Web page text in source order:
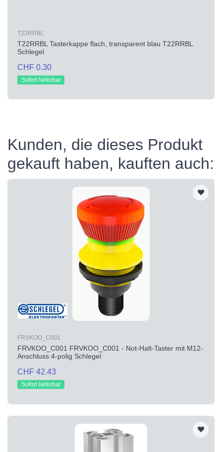
T22RRBL
T22RRBL Tasterkappe flach, transparent blau T22RRBL
Schlegel
CHF 0.30
Sofort lieferbar
Kunden, die dieses Produkt
gekauft haben, kauften auch:
FRVKOO_C001
FRVKOO_C001 FRVKOO_C001 - Not-Halt-Taster mit M12-
Anschluss 4-polig Schlegel
CHF 42.43
Sofort lieferbar